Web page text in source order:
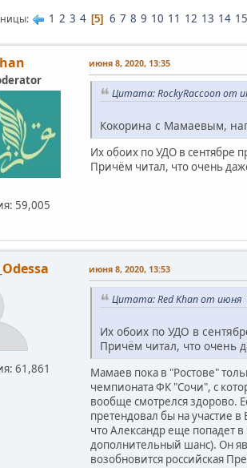
1 2 3 4 5 6 7 8 9 10 11 12 13 14 15
59,005
июня 8, 2020, 13:35
Цитата: RockyRaccoon от
Кокорина с Мамаевым,
Их обоих по УДО в сентябре
Причём читал, что очень
61,861
июня 8, 2020, 13:53
Цитата: Red Khan от июня
Их обоих по УДО в
Причём читал, что очень
Мамаев пока в "Ростове"
чемпионата ФК "Сочи", с
вообще смотрелся здорово.
претендовал бы на участие
что Александр еще попадет
дополнительный шанс). Он
возобновится российская